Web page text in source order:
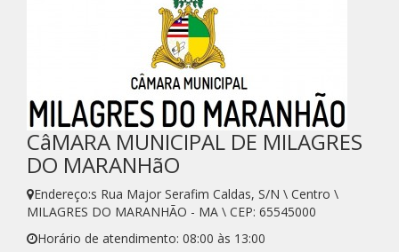
CâMARA MUNICIPAL DE MILAGRES
DO MARANHãO
Endereço:s Rua Major Serafim Caldas, S/N \ Centro \
MILAGRES DO MARANHÃO - MA \ CEP: 65545000
Horário de atendimento: 08:00 às 13:00